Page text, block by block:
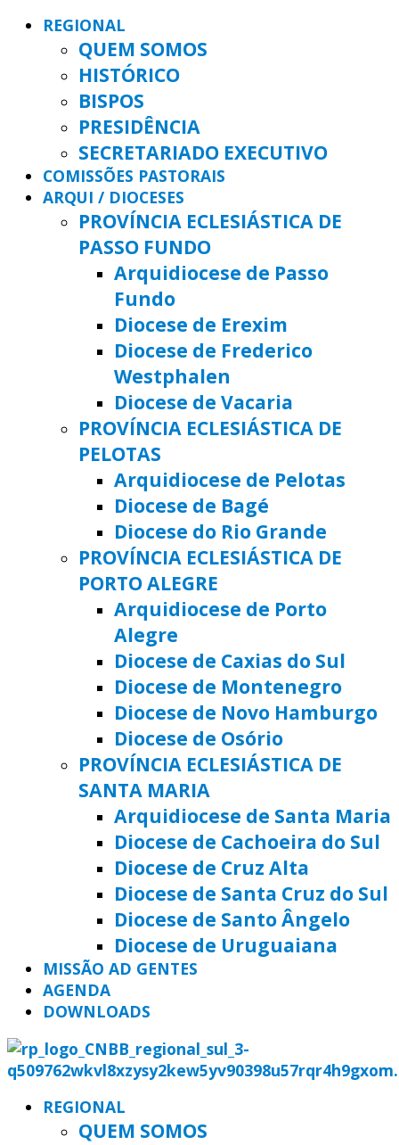
REGIONAL
QUEM SOMOS
HISTÓRICO
BISPOS
PRESIDÊNCIA
SECRETARIADO EXECUTIVO
COMISSÕES PASTORAIS
ARQUI / DIOCESES
PROVÍNCIA ECLESIÁSTICA DE
PASSO FUNDO
Arquidiocese de Passo
Fundo
Diocese de Erexim
Diocese de Frederico
Westphalen
Diocese de Vacaria
PROVÍNCIA ECLESIÁSTICA DE
PELOTAS
Arquidiocese de Pelotas
Diocese de Bagé
Diocese do Rio Grande
PROVÍNCIA ECLESIÁSTICA DE
PORTO ALEGRE
Arquidiocese de Porto
Alegre
Diocese de Caxias do Sul
Diocese de Montenegro
Diocese de Novo Hamburgo
Diocese de Osório
PROVÍNCIA ECLESIÁSTICA DE
SANTA MARIA
Arquidiocese de Santa Maria
Diocese de Cachoeira do Sul
Diocese de Cruz Alta
Diocese de Santa Cruz do Sul
Diocese de Santo Ângelo
Diocese de Uruguaiana
MISSÃO AD GENTES
AGENDA
DOWNLOADS
REGIONAL
QUEM SOMOS